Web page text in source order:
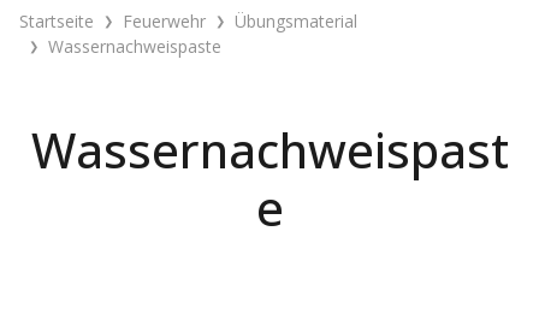
Startseite Feuerwehr
Übungsmaterial
Wassernachweispaste
Wassernachweispast
e